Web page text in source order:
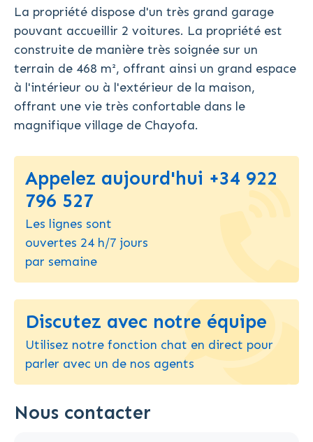
La propriété dispose d'un très grand garage
pouvant accueillir 2 voitures. La propriété est
construite de manière très soignée sur un
terrain de 468 m², offrant ainsi un grand espace
à l'intérieur ou à l'extérieur de la maison,
offrant une vie très confortable dans le
magnifique village de Chayofa.
Appelez aujourd'hui +34 922
796 527
Les lignes sont
ouvertes 24 h/7 jours
par semaine
Discutez avec notre équipe
Utilisez notre fonction chat en direct pour
parler avec un de nos agents
Nous contacter